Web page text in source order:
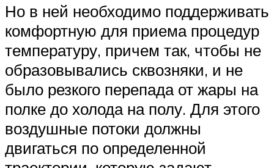
Но в ней необходимо поддерживать
комфортную для приема процедур
температуру, причем так, чтобы не
образовывались сквозняки, и не
было резкого перепада от жары на
полке до холода на полу. Для этого
воздушные потоки должны
двигаться по определенной